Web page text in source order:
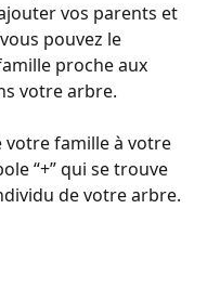
vos parents et
pouvez le
proche aux
votre arbre.
votre famille à votre
“+” qui se trouve
de votre arbre.